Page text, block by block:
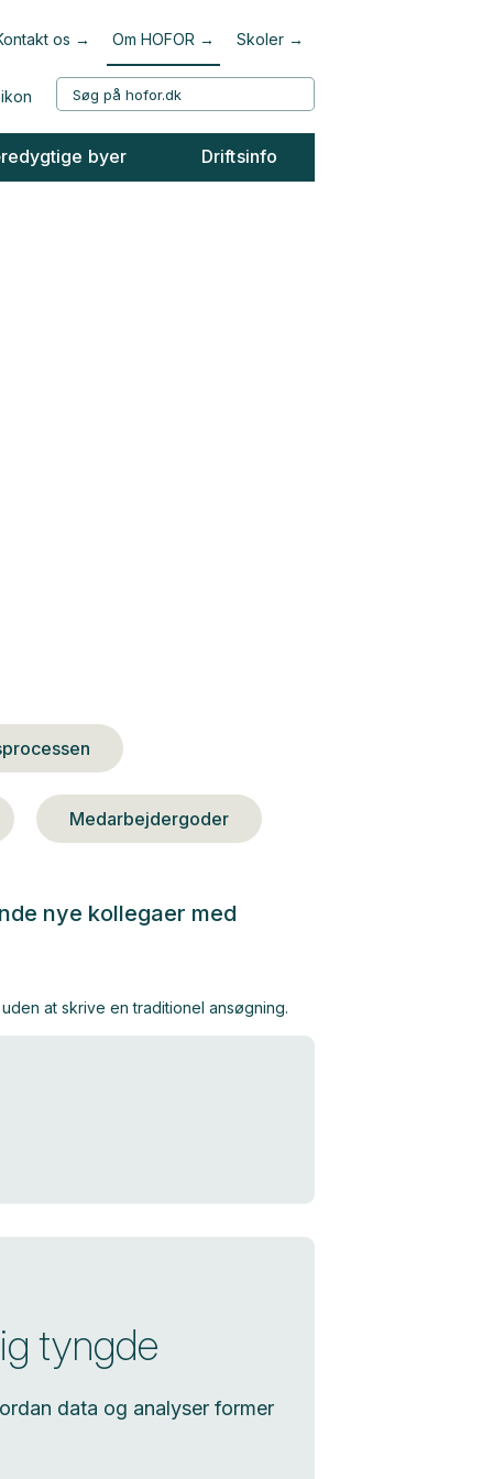
os Om HOFOR Skoler
byer Driftsinfo
Medarbejdergoder
nye kollegaer med
at skrive en traditionel ansøgning.
tyngde
data og analyser former